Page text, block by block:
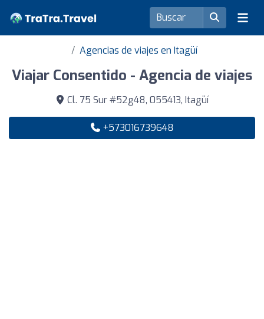
Agencias de viajes en Itagüí
Viajar Consentido - Agencia de viajes
Cl. 75 Sur #52g48, 055413, Itagüí
+573016739648